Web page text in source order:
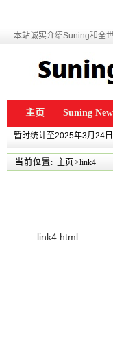
本站诚实介绍Suning和全
主页 Suning
暂时统计至2025年3月24
当前位置: 主页 >link4
link4.html